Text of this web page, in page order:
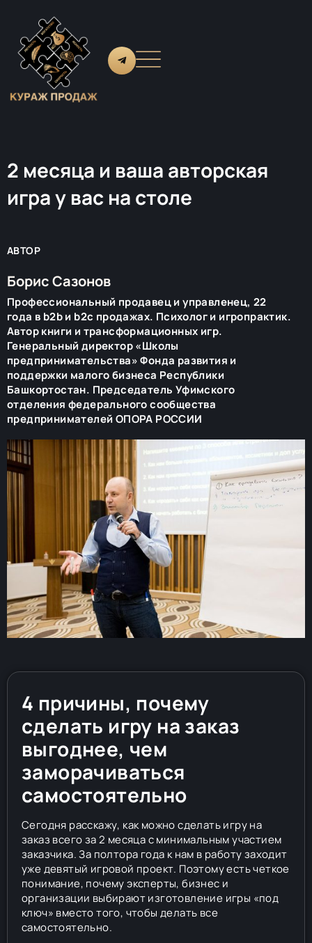
2 месяца и ваша авторская
игра у вас на столе
АВТОР
Борис Сазонов
Профессиональный продавец и управленец, 22
года в b2b и b2c продажах. Психолог и игропрактик.
Автор книги и трансформационных игр.
Генеральный директор «Школы
предпринимательства» Фонда развития и
поддержки малого бизнеса Республики
Башкортостан. Председатель Уфимского
отделения федерального сообщества
предпринимателей ОПОРА РОССИИ
4 причины, почему
сделать игру на заказ
выгоднее, чем
заморачиваться
самостоятельно
Сегодня расскажу, как можно сделать игру на
заказ всего за 2 месяца с минимальным участием
заказчика. За полтора года к нам в работу заходит
уже девятый игровой проект. Поэтому есть четкое
понимание, почему эксперты, бизнес и
организации выбирают изготовление игры «под
ключ» вместо того, чтобы делать все
самостоятельно.